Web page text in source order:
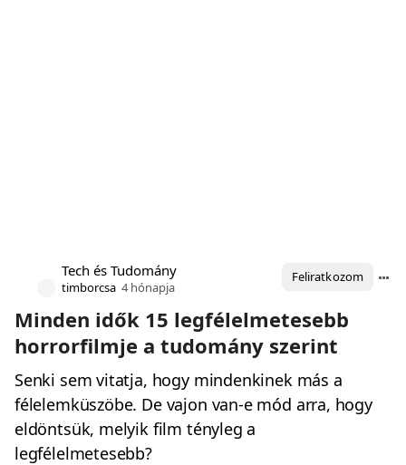
Tech és Tudomány
timborcsa 4 hónapja
Feliratkozom
Minden idők 15 legfélelmetesebb
horrorfilmje a tudomány szerint
Senki sem vitatja, hogy mindenkinek más a
félelemküszöbe. De vajon van-e mód arra, hogy
eldöntsük, melyik film tényleg a
legfélelmetesebb?